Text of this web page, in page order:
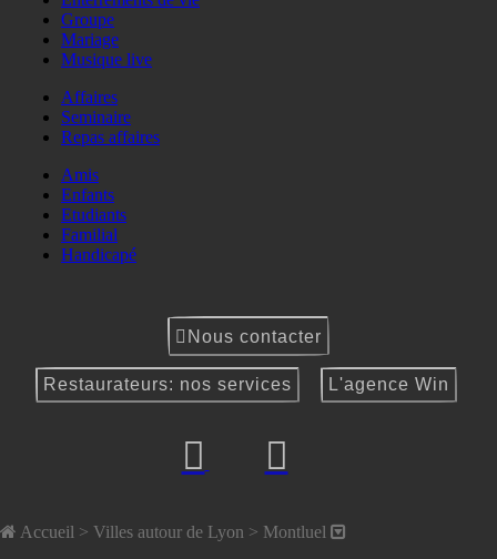
Groupe
Mariage
Musique live
Affaires
Seminaire
Repas affaires
Amis
Enfants
Etudiants
Familial
Handicapé
Nous contacter
Restaurateurs: nos services L'agence Win
Accueil > Villes autour de Lyon > Montluel